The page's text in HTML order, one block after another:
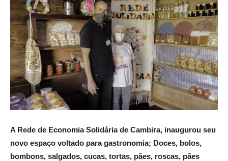
A Rede de Economia Solidária de Cambira, inaugurou seu
novo espaço voltado para gastronomia; Doces, bolos,
bombons, salgados, cucas, tortas, pães, roscas, pães